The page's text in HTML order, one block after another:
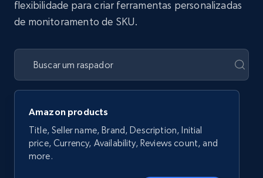
flexibilidade para criar ferramentas personalizadas
de monitoramento de SKU.
Amazon products
Title, Seller name, Brand, Description, Initial
price, Currency, Availability, Reviews count, and
more.